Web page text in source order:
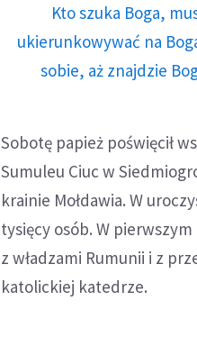
Kto szuka Boga,
ukierunkowywać na
sobie, aż znajdzie
Sobotę papież poświęcił
Sumuleu Ciuc w
krainie Mołdawia. W
tysięcy osób. W
z władzami Rumunii i z
katolickiej katedrze.